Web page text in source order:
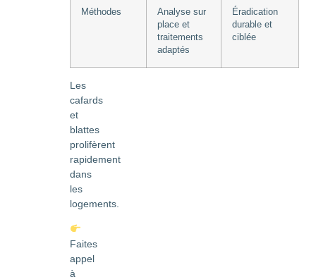
Méthodes
Analyse sur
place et
traitements
adaptés
Éradication
durable et
ciblée
Les
cafards
et
blattes
prolifèrent
rapidement
dans
les
logements.
Faites
appel
à